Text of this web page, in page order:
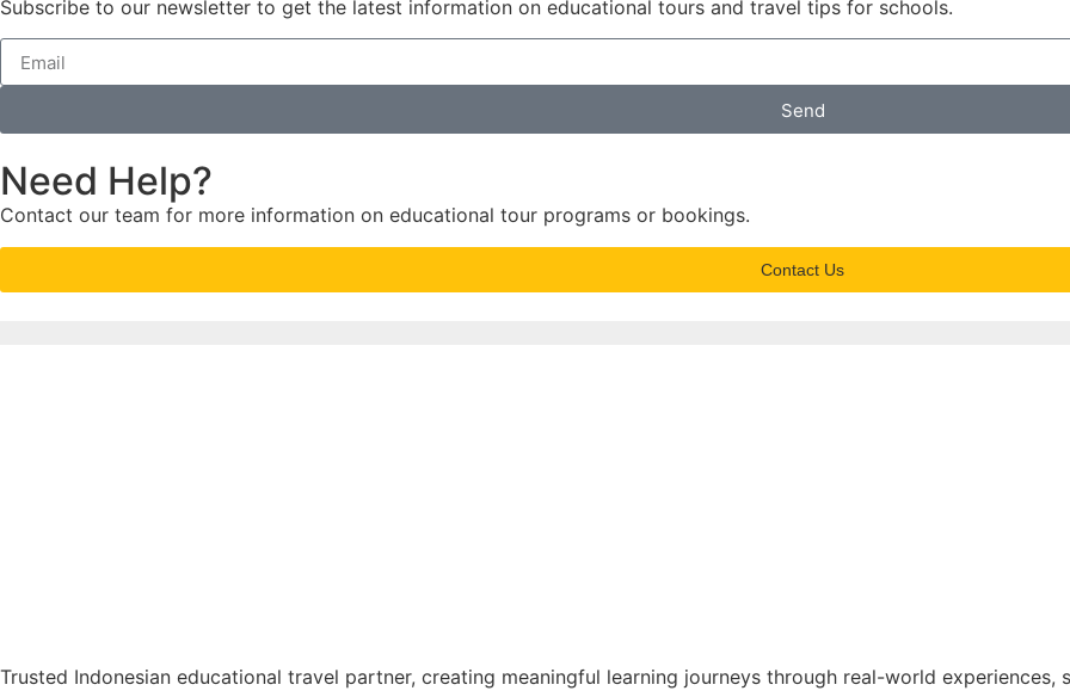
Subscribe to our newsletter to get the latest information on educational tours and travel tips for schools.
Send
Need Help?
Contact our team for more information on educational tour programs or bookings.
Contact Us
Trusted Indonesian educational travel partner, creating meaningful learning journeys through real-world